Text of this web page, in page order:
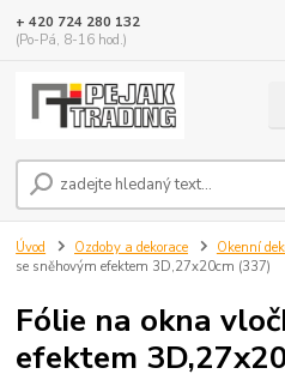
+ 420 724 280 132
(Po-Pá, 8-16 hod.)
Úvod Ozdoby a dekorace Okenní
se sněhovým efektem 3D,27x20cm (337)
Fólie na okna
efektem